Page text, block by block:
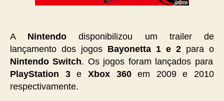
A Nintendodisponibilizou um trailer de
lançamento dos jogos Bayonetta 1 e 2 para o
Nintendo Switch. Os jogos foram lançados para
PlayStation 3e Xbox 360em 2009 e 2010
respectivamente.